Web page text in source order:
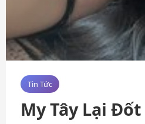
Tin Tức
My Tây Lại